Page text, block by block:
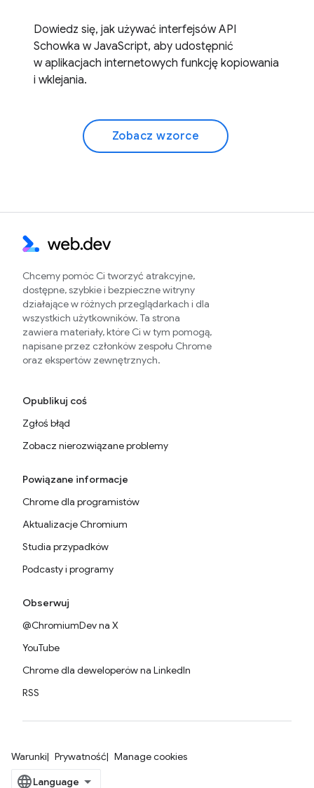
Dowiedz się, jak używać interfejsów API
Schowka w JavaScript, aby udostępnić
w aplikacjach internetowych funkcję kopiowania
i wklejania.
Zobacz wzorce
Chcemy pomóc Ci tworzyć atrakcyjne,
dostępne, szybkie i bezpieczne witryny
działające w różnych przeglądarkach i dla
wszystkich użytkowników. Ta strona
zawiera materiały, które Ci w tym pomogą,
napisane przez członków zespołu Chrome
oraz ekspertów zewnętrznych.
Opublikuj coś
Zgłoś błąd
Zobacz nierozwiązane problemy
Powiązane informacje
Chrome dla programistów
Aktualizacje Chromium
Studia przypadków
Podcasty i programy
Obserwuj
@ChromiumDev na X
YouTube
Chrome dla deweloperów na LinkedIn
RSS
Warunki Prywatność Manage cookies